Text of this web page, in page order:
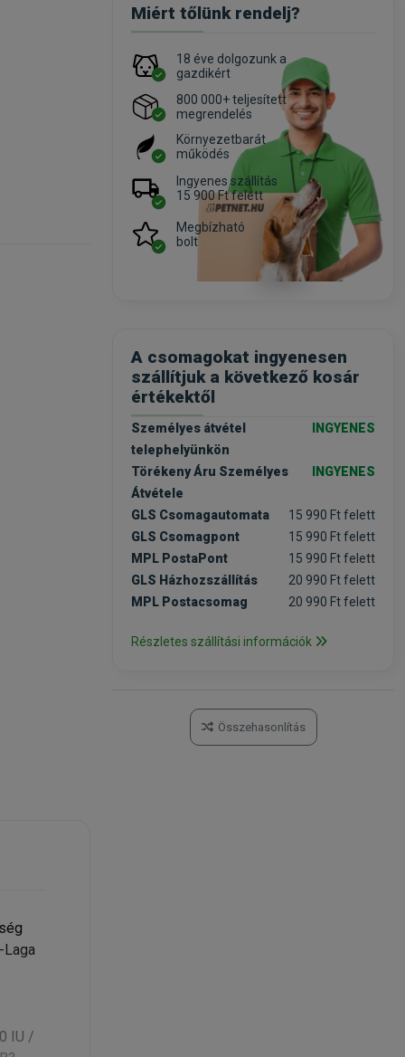
Laga
IU /
Miért tőlünk rendelj?
18 éve dolgozunk a
gazdikért
800 000+ teljesített
megrendelés
Környezetbarát
működés
Ingyenes szállítás
15 900 Ft felett
Megbízható
bolt
A csomagokat ingyenesen
szállítjuk a következő kosár
értékektől
Személyes átvétel
telephelyünkön
INGYENES
Törékeny Áru Személyes
Átvétele
INGYENES
GLS Csomagautomata
15 990 Ft felett
GLS Csomagpont
15 990 Ft felett
MPL PostaPont
15 990 Ft felett
GLS Házhozszállítás
20 990 Ft felett
MPL Postacsomag
20 990 Ft felett
Részletes szállítási információk
Összehasonlítás